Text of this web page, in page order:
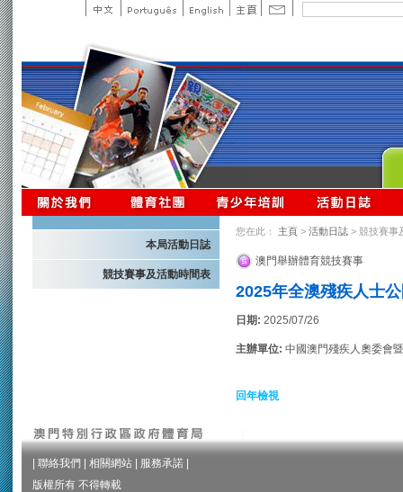
本局活動日誌
競技賽事及活動時間表
您在此： 主頁 > 活動日誌 > 競技賽事
澳門舉辦體育競技賽事
2025年全澳殘疾人士
日期: 2025/07/26
主辦單位: 中國澳門殘疾人奧委會
回年檢視
聯絡我們 相關網站 服務承諾
版權所有 不得轉載